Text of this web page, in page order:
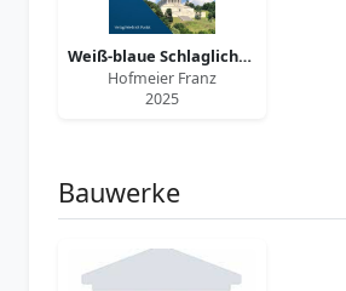
Weiß-blaue Schlaglichter
Hofmeier Franz
2025
Bauwerke